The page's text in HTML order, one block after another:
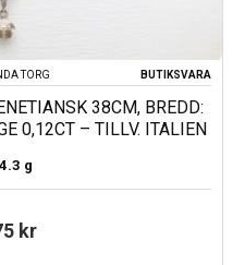
TORG BUTIKSVARA
38CM, BREDD:
0,12CT – TILLV. ITALIEN
4.3 g
kr